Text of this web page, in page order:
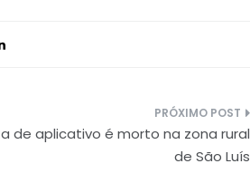
de aplicativo é morto na zona rural
de São Luís